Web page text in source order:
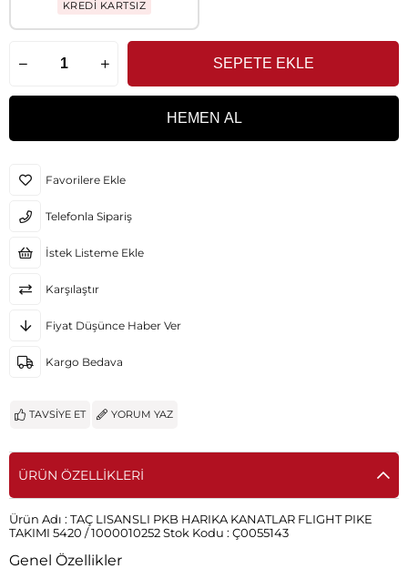
KREDİ KARTSIZ
Favorilere Ekle
Telefonla Sipariş
İstek Listeme Ekle
Karşılaştır
Fiyat Düşünce Haber Ver
Kargo Bedava
TAVSIYE ET YORUM YAZ
ÜRÜN ÖZELLIKLERI
Ürün Adı : TAÇ LISANSLI PKB HARIKA KANATLAR FLIGHT PIKE
TAKIMI 5420 / 1000010252 Stok Kodu : Ç0055143
Genel Özellikler